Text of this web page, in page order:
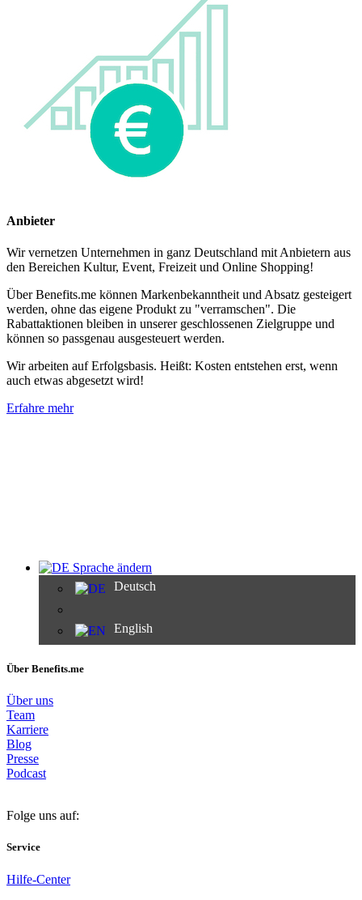
Anbieter
Wir vernetzen Unternehmen in ganz Deutschland mit Anbietern aus
den Bereichen Kultur, Event, Freizeit und Online Shopping!
Über Benefits.me können Markenbekanntheit und Absatz gesteigert
werden, ohne das eigene Produkt zu "verramschen". Die
Rabattaktionen bleiben in unserer geschlossenen Zielgruppe und
können so passgenau ausgesteuert werden.
Wir arbeiten auf Erfolgsbasis. Heißt: Kosten entstehen erst, wenn
auch etwas abgesetzt wird!
Erfahre mehr
Sprache ändern
Deutsch
English
Über Benefits.me
Über uns
Team
Karriere
Blog
Presse
Podcast
Folge uns auf:
Service
Hilfe-Center